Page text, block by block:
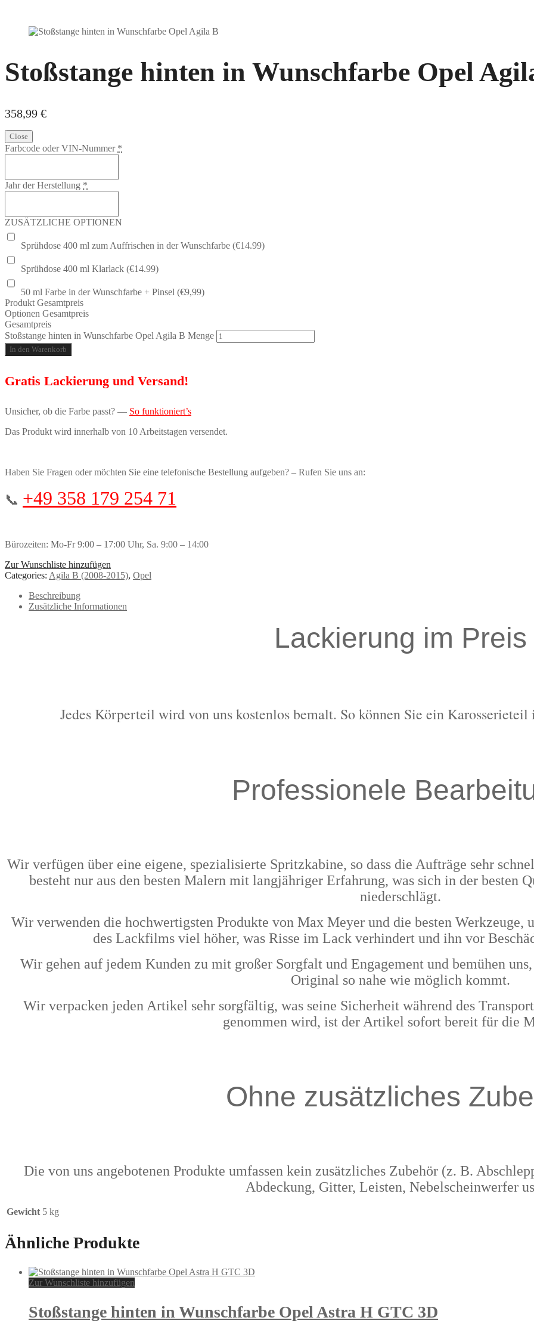
Stoßstange hinten in Wunschfarbe Opel
358,99 €
Close
Farbcode oder VIN-Nummer *
Jahr der Herstellung *
ZUSÄTZLICHE OPTIONEN
Sprühdose 400 ml zum Auffrischen in der Wunschfarbe (€14.99)
Sprühdose 400 ml Klarlack (€14.99)
50 ml Farbe in der Wunschfarbe + Pinsel (€9,99)
Produkt Gesamtpreis
Optionen Gesamtpreis
Gesamtpreis
Stoßstange hinten in Wunschfarbe Opel Agila B Menge
In den Warenkorb
Gratis Lackierung und Versand!
Unsicher, ob die Farbe passt? — So funktioniert’s
Das Produkt wird innerhalb von 10 Arbeitstagen versendet.
Haben Sie Fragen oder möchten Sie eine telefonische Bestellung aufgeben? – Rufen Sie uns an:
📞 +49 358 179 254 71
Bürozeiten: Mo-Fr 9:00 – 17:00 Uhr, Sa. 9:00 – 14:00
Zur Wunschliste hinzufügen
Categories: Agila B (2008-2015), Opel
Beschreibung
Zusätzliche Informationen
Lackierung im Preis
Jedes Körperteil wird von uns kostenlos bemalt. So können Sie ein Karosserieteil
Professionele
Wir verfügen über eine eigene, spezialisierte Spritzkabine, so dass die Aufträge sehr
besteht nur aus den besten Malern mit langjähriger Erfahrung, was sich in der besten
niederschlägt.
Wir verwenden die hochwertigsten Produkte von Max Meyer und die besten
des Lackfilms viel höher, was Risse im Lack verhindert und ihn vor
Wir gehen auf jedem Kunden zu mit großer Sorgfalt und Engagement und bemühen
Original so nahe wie möglich kommt.
Wir verpacken jeden Artikel sehr sorgfältig, was seine Sicherheit während des
genommen wird, ist der Artikel sofort bereit für die
Ohne zusätzliches
Die von uns angebotenen Produkte umfassen kein zusätzliches Zubehör (z. B.
Abdeckung, Gitter, Leisten, Nebelscheinwerfer
Gewicht 5 kg
Ähnliche Produkte
Zur Wunschliste hinzufügen
Stoßstange hinten in Wunschfarbe Opel Astra H GTC 3D